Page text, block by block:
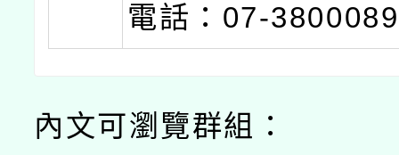
電話：07-
內文可瀏覽群組：